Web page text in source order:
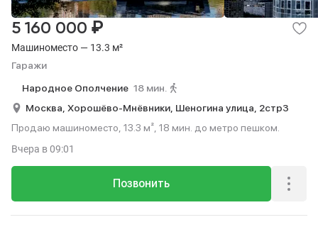
Машиноместо — 13.3 м²
Гаражи
5 160 000 ₽
Народное Ополчение 18 мин.
Москва, Хорошёво-Мнёвники, Шеногина улица, 2стр3
Продаю машиноместо, 13.3 м², 18 мин. до метро пешком.
Позвонить
Вчера в 09:01